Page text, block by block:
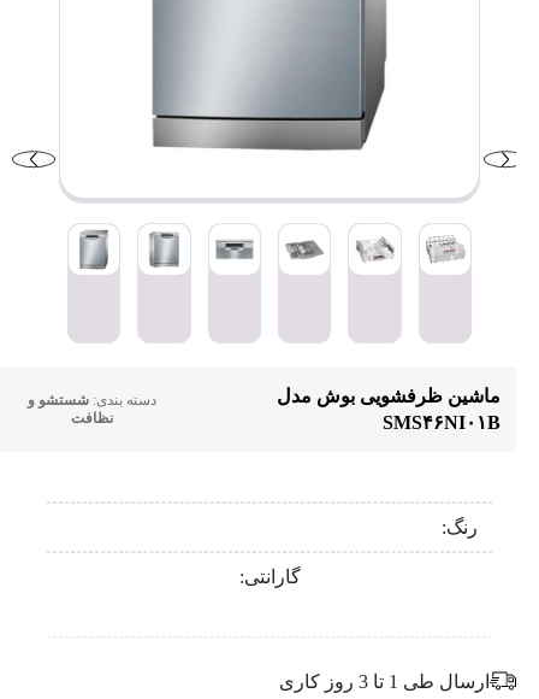
ماشین ظرفشویی بوش مدل
SMS۴۶NI۰۱B
دسته بندی:شستشو و
نظافت
رنگ:
گارانتی:
ارسال طی 1 تا 3 روز کاری